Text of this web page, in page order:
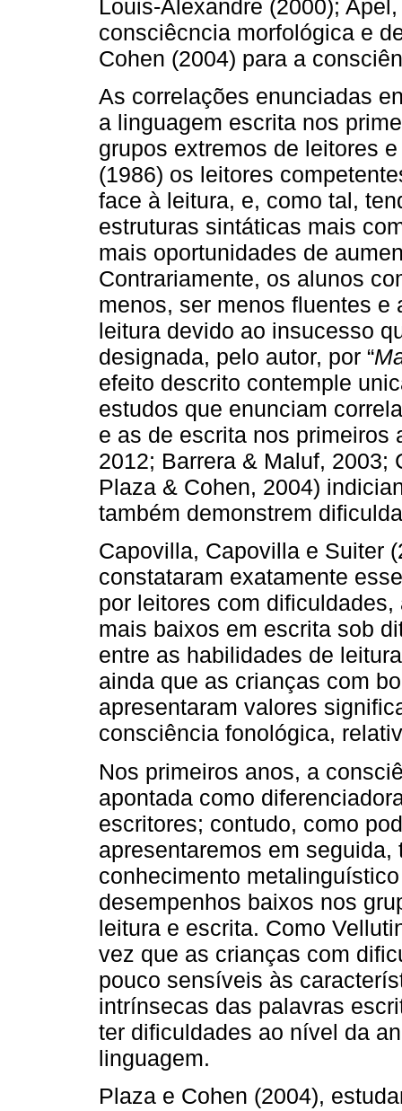
Louis-Alexandre (2000);
consciêcncia morfológica e
Cohen (2004) para a
As correlações enunciadas
a linguagem escrita nos
grupos extremos de leitores
(1986) os leitores
face à leitura, e, como tal,
estruturas sintáticas mais
mais oportunidades de
Contrariamente, os alunos
menos, ser menos fluentes
leitura devido ao insucesso
designada, pelo autor, por “
efeito descrito contemple
estudos que enunciam
e as de escrita nos primeiros
2012; Barrera & Maluf, 2003;
Plaza & Cohen, 2004)
também demonstrem
Capovilla, Capovilla e Suiter
constataram exatamente
por leitores com
mais baixos em escrita sob
entre as habilidades de
ainda que as crianças com
apresentaram valores
consciência fonológica,
Nos primeiros anos, a
apontada como
escritores; contudo, como
apresentaremos em
conhecimento
desempenhos baixos nos
leitura e escrita. Como
vez que as crianças com
pouco sensíveis às
intrínsecas das palavras
ter dificuldades ao nível da
linguagem.
Plaza e Cohen (2004),